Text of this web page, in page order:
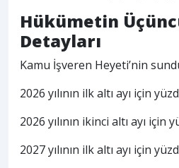
Hükümetin
Detayları
Kamu İşveren Heyeti’nin
2026 yılının ilk altı ayı için
2026 yılının ikinci altı ayı için
2027 yılının ilk altı ayı için